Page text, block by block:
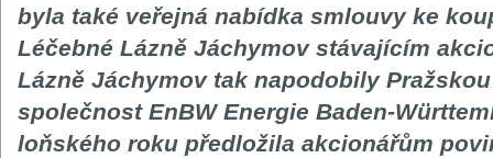
byla také veřejná nabídka smlouvy ke
Léčebné Lázně Jáchymov stávajícím
Lázně Jáchymov tak napodobily
společnost EnBW Energie Baden-
loňského roku předložila akcionářům